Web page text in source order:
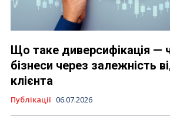
Що таке диверсифікація —
бізнеси через залежність
клієнта
Публікації 06.07.2026